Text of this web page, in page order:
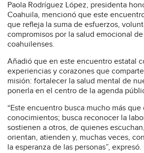
Paola Rodríguez López, presidenta
Coahuila, mencionó que este
que refleja la suma de esfuerzos,
compromisos por la salud emocional
coahuilenses.
Añadió que en este encuentro estatal
experiencias y corazones que
misión: fortalecer la salud mental de
ponerla en el centro de la agenda
“Este encuentro busca mucho más que
conocimientos; busca reconocer la
sostienen a otros, de quienes
orientan, atienden y, muchas veces,
la esperanza de las personas”, expresó.